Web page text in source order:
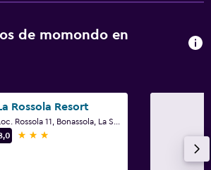
de momondo en
Rossola Resort
3 estrellas